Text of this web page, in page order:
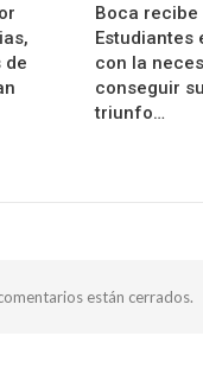
de
Boca recibe
Estudiantes
con la
conseguir
triunfo…
están cerrados.